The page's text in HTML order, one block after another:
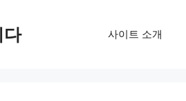
다 사이트 소개